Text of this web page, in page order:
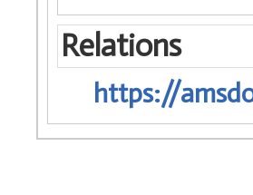
Relations
https://